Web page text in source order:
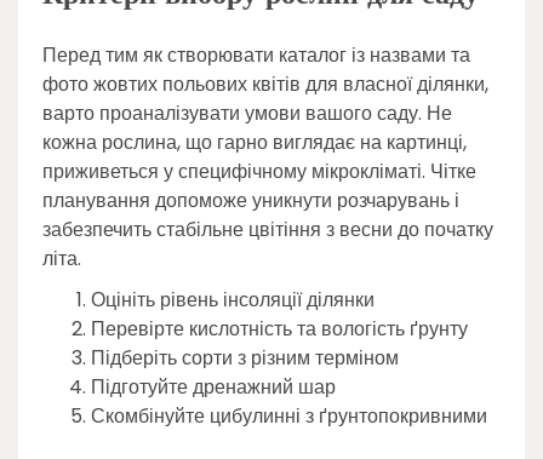
Перед тим як створювати каталог із назвами та
фото жовтих польових квітів для власної ділянки,
варто проаналізувати умови вашого саду. Не
кожна рослина, що гарно виглядає на картинці,
приживеться у специфічному мікрокліматі. Чітке
планування допоможе уникнути розчарувань і
забезпечить стабільне цвітіння з весни до початку
літа.
Оцініть рівень інсоляції ділянки
Перевірте кислотність та вологість ґрунту
Підберіть сорти з різним терміном
Підготуйте дренажний шар
Скомбінуйте цибулинні з ґрунтопокривними